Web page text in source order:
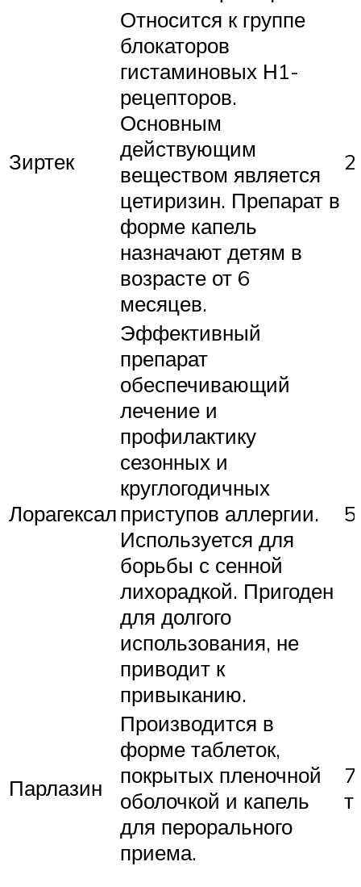
Зиртек
Относится к группе
блокаторов
гистаминовых Н1-
рецепторов.
Основным
действующим
веществом является
цетиризин. Препарат в
форме капель
назначают детям в
возрасте от 6
месяцев.
Лорагексал
Эффективный
препарат
обеспечивающий
лечение и
профилактику
сезонных и
круглогодичных
приступов аллергии.
Используется для
борьбы с сенной
лихорадкой. Пригоден
для долгого
использования, не
приводит к
привыканию.
Парлазин
Производится в
форме таблеток,
покрытых пленочной
оболочкой и капель
для перорального
приема.